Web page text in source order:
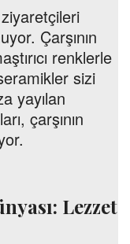
ziyaretçileri
Çarşının
renklerle
sizi
yayılan
çarşının
Lezzet